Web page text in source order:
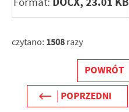
czytano: 1508 razy
POWRÓT
POPRZEDNI